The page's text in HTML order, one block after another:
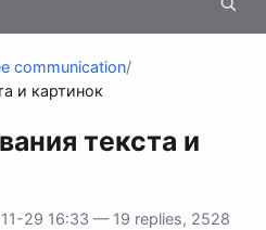
communication/
и картинок
текста и
29 16:33 — 19 replies, 2528